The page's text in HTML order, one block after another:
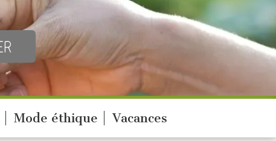
Mode éthique Vacances